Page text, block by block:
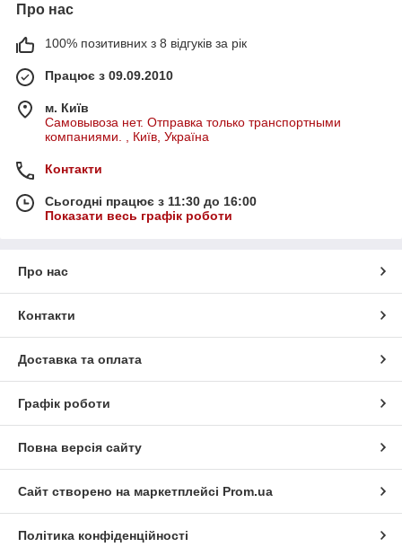
Про нас
100% позитивних з 8 відгуків за рік
Працює з 09.09.2010
м. Київ
Самовывоза нет. Отправка только транспортными
компаниями. , Київ, Україна
Контакти
Сьогодні працює з 11:30 до 16:00
Показати весь графік роботи
Про нас
Контакти
Доставка та оплата
Графік роботи
Повна версія сайту
Сайт створено на маркетплейсі Prom.ua
Політика конфіденційності